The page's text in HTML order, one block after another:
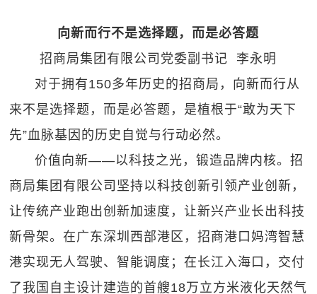
向新而行不是选择题，而是必答题
招商局集团有限公司党委副书记 李永明
对于拥有150多年历史的招商局，向新而行从
来不是选择题，而是必答题，是植根于“敢为天下
先”血脉基因的历史自觉与行动必然。
价值向新——以科技之光，锻造品牌内核。招
商局集团有限公司坚持以科技创新引领产业创新，
让传统产业跑出创新加速度，让新兴产业长出科技
新骨架。在广东深圳西部港区，招商港口妈湾智慧
港实现无人驾驶、智能调度；在长江入海口，交付
了我国自主设计建造的首艘18万立方米液化天然气